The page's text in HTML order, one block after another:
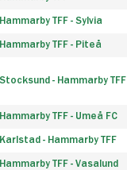
Hammarby TFF - Sylvia
Hammarby TFF - Piteå
Stocksund - Hammarby TFF
Hammarby TFF - Umeå FC
Karlstad - Hammarby TFF
Hammarby TFF - Vasalund